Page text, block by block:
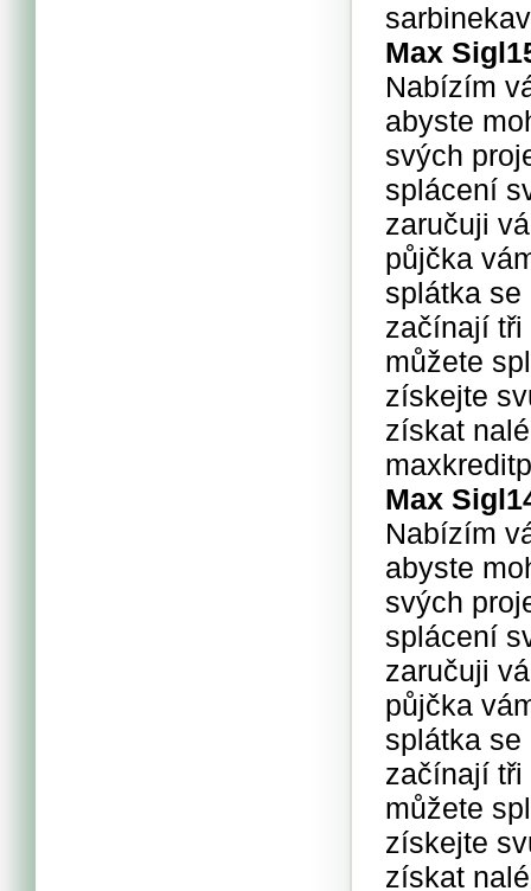
Max Sigl
Nabízím
abyste
svých
splácení
zaručuji
půjčka
splátka
začínají tři
můžete
získejte
získat
Max Sigl
Nabízím
abyste
svých
splácení
zaručuji
půjčka
splátka
začínají tři
můžete
získejte
získat